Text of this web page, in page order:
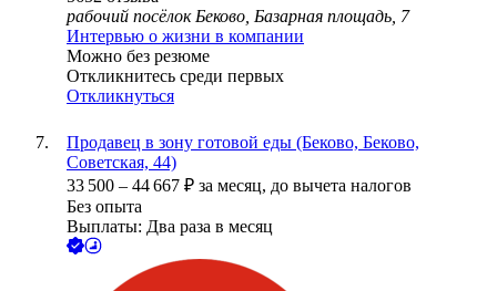
рабочий посёлок Беково, Базарная площадь, 7
Интервью о жизни в компании
Можно без резюме
Откликнитесь среди первых
Откликнуться
Продавец в зону готовой еды (Беково, Беково,
Советская, 44)
33 500 – 44 667 ₽ за месяц, до вычета налогов
Без опыта
Выплаты: Два раза в месяц